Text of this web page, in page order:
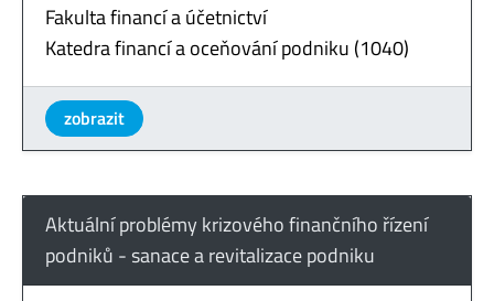
Fakulta financí a účetnictví
Katedra financí a oceňování podniku (1040)
zobrazit
Aktuální problémy krizového finančního řízení
podniků - sanace a revitalizace podniku